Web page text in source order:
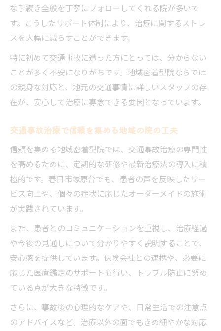
な手続き全般を丁寧にフォローしてくれる院が多いで
す。こうしたサポート体制により、治療に関するストレ
スを大幅に減らすことができます。
特に初めて交通事故に遭った方にとっては、分からない
ことが多く不安になりがちです。地域密着型院ならでは
の親身な対応と、地元の交通事情に詳しいスタッフの存
在が、安心して治療に専念できる要因となっています。
交通事故治療で信頼を集める地域の院の工夫
信頼を集める地域密着型院では、交通事故治療の専門性
を高めるために、定期的な研修や最新治療法の導入に積
極的です。春日市塚原台でも、患者の声を反映したサー
ビス向上や、個々の症状に応じたオーダーメイドの施術
が実践されています。
また、患者とのコミュニケーションを重視し、治療経過
や今後の見通しについて分かりやすく説明することで、
安心感を提供しています。保険会社との連携や、必要に
応じた医療鑑定のサポートも行い、トラブル防止に努め
ている点が大きな特徴です。
さらに、事故後の心理的なケアや、日常生活での注意点
のアドバイスなど、治療以外の面でもきめ細やかな対応